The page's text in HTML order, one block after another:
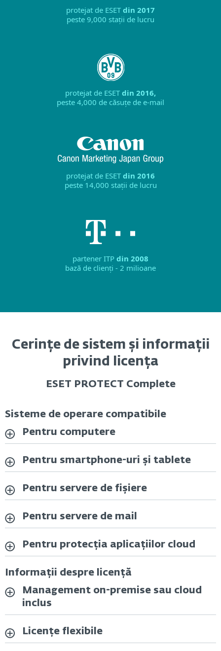
protejat de ESET din 2017
peste 9,000 stații de lucru
protejat de ESET din 2016,
peste 4,000 de căsuțe de e-mail
protejat de ESET din 2016
peste 14,000 stații de lucru
partener ITP din 2008
bază de clienți - 2 milioane
Cerințe de sistem și informații
privind licența
ESET PROTECT Complete
Sisteme de operare compatibile
Pentru computere
Pentru smartphone-uri și tablete
Pentru servere de fișiere
Pentru servere de mail
Pentru protecția aplicațiilor cloud
Informații despre licență
Management on-premise sau cloud
inclus
Licențe flexibile